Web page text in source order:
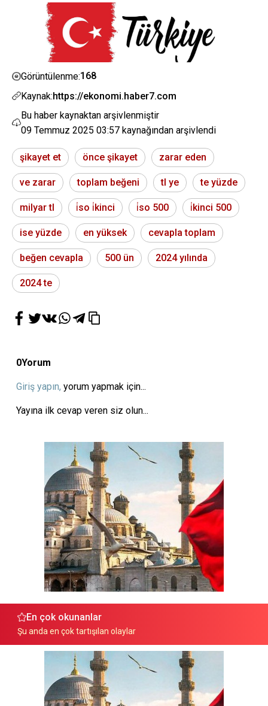
Görüntülenme:168
Kaynak:https://ekonomi.haber7.com
Bu haber kaynaktan arşivlenmiştir
09 Temmuz 2025 03:57 kaynağından arşivlendi
şikayet et önce şikayet zarar eden
ve zarar toplam beğeni tl ye te yüzde
milyar tl i̇so i̇kinci i̇so 500 i̇kinci 500
ise yüzde en yüksek cevapla toplam
beğen cevapla 500 ün 2024 yılında
2024 te
0Yorum
Giriş yapın, yorum yapmak için...
Yayına ilk cevap veren siz olun...
En çok okunanlar
Şu anda en çok tartışılan olaylar